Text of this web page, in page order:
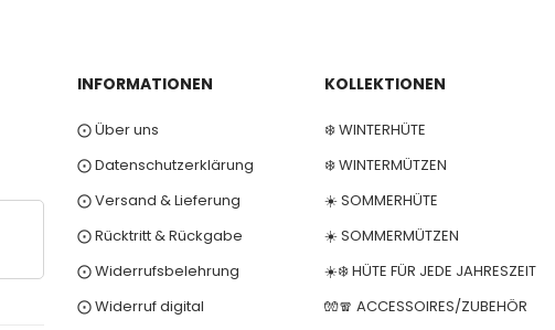
INFORMATIONEN
⨀ Über uns
⨀ Datenschutzerklärung
⨀ Versand & Lieferung
⨀ Rücktritt & Rückgabe
⨀ Widerrufsbelehrung
⨀ Widerruf digital
KOLLEKTIONEN
❄️ WINTERHÜTE
❄️ WINTERMÜTZEN
☀️ SOMMERHÜTE
☀️ SOMMERMÜTZEN
☀️❄️ HÜTE FÜR JEDE JAHRESZEIT
🧤🧣 ACCESSOIRES/ZUBEHÖR